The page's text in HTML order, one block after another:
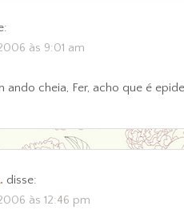
às 9:01 am
ando cheia, Fer, acho que é
disse:
às 12:46 pm